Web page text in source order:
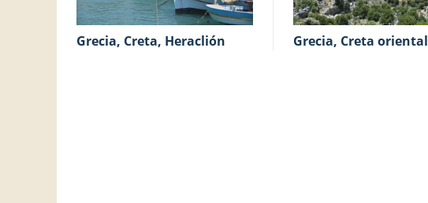
Grecia, Creta, Heraclión Grecia, Creta oriental